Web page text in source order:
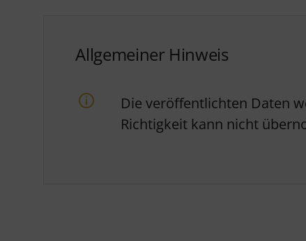
Allgemeiner Hinweis
Die veröffentlichten Daten
Richtigkeit kann nicht